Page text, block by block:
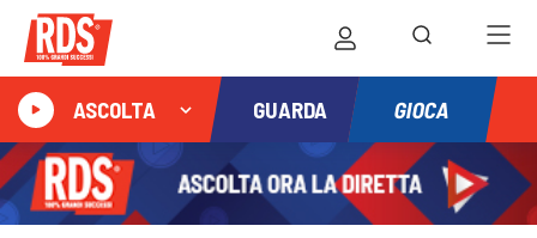
ASCOLTA GUARDA GIOCA